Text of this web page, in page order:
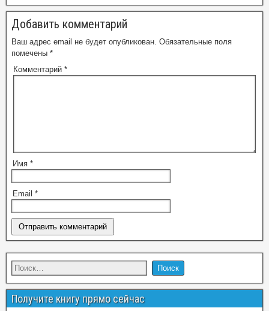
Добавить комментарий
Ваш адрес email не будет опубликован. Обязательные поля
помечены *
Комментарий *
Имя *
Email *
Получите книгу прямо сейчас